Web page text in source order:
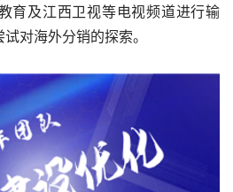
育及江西卫视等电视频道进行输
对海外分销的探索。